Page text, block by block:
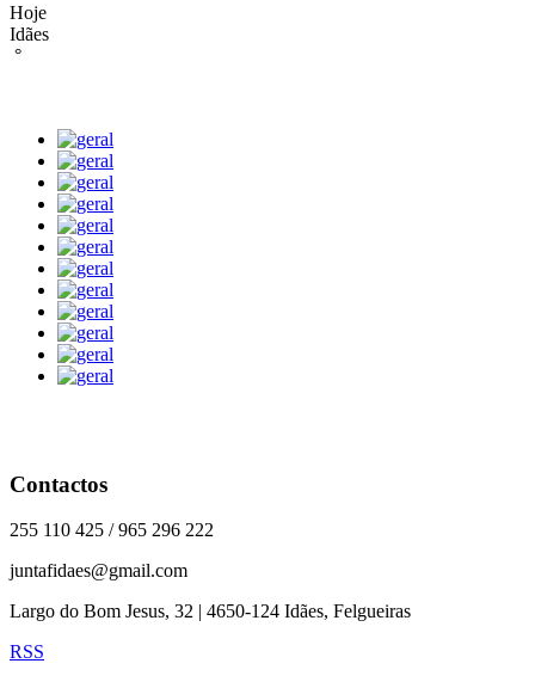
Hoje
Idães
°
Contactos
255 110 425 / 965 296 222
juntafidaes@gmail.com
Largo do Bom Jesus, 32 | 4650-124 Idães, Felgueiras
RSS